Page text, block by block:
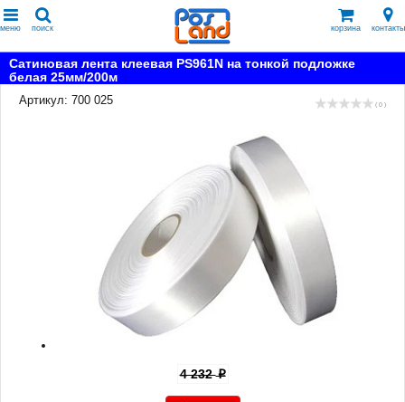
меню поиск корзина контакты
Сатиновая лента клеевая PS961N на тонкой подложке
белая 25мм/200м
Артикул: 700 025
( 0 )
4 232p